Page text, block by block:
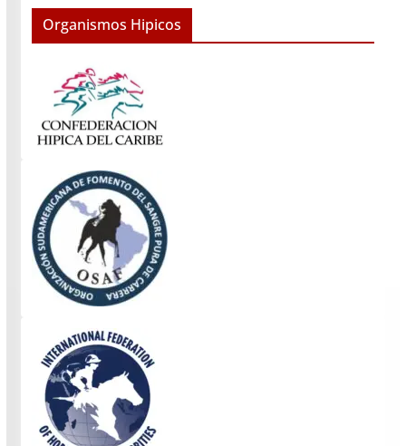
Organismos Hipicos